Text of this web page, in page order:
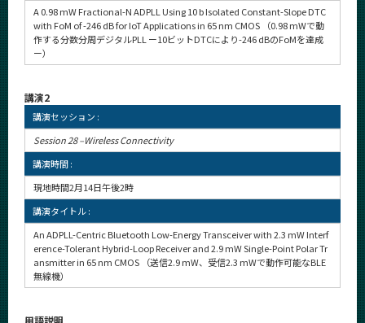
A 0.98 mW Fractional-N ADPLL Using 10 b Isolated Constant-Slope DTC
with FoM of -246 dB for IoT Applications in 65 nm CMOS （0.98 mWで動
作する分数分周デジタルPLL ー10ビットDTCにより-246 dBのFoMを達成
ー）
講演2
講演セッション :
Session 28 –Wireless Connectivity
講演時間 :
現地時間2月14日午後2時
講演タイトル :
An ADPLL-Centric Bluetooth Low-Energy Transceiver with 2.3 mW Interf
erence-Tolerant Hybrid-Loop Receiver and 2.9 mW Single-Point Polar Tr
ansmitter in 65 nm CMOS （送信2.9 mW、受信2.3 mWで動作可能なBLE
無線機）
用語説明